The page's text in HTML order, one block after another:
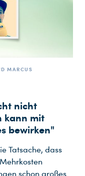
MARCUS L
nicht
kann mit
bewirken"
Tatsache, dass
schon großes